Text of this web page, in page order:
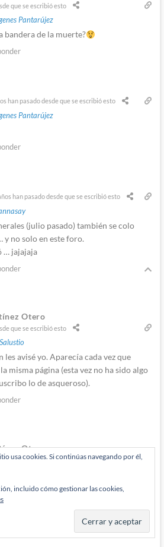
que se escribió esto
Pantarújez
bandera de la muerte?
han pasado desde que se escribió esto
Pantarújez
han pasado desde que se escribió esto
(julio pasado) también se colo
y no solo en este foro.
… jajajaja
Otero
que se escribió esto
les avisé yo. Aparecía cada vez que
misma página (esta vez no ha sido algo
lo de asqueroso).
Otero
que se escribió esto
uno (que insertaron más de un anuncio)
por la gente del campo.
usa cookies. Si continúas navegando por él,
incluido cómo gestionar las cookies,